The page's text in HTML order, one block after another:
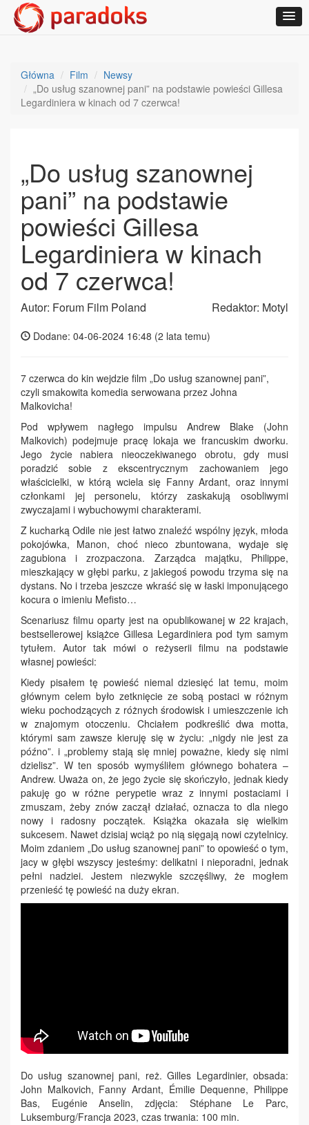
Główna Film
Newsy
„Do usług szanownej pani” na podstawie powieści Gillesa
Legardiniera w kinach od 7 czerwca!
„Do usług szanownej
pani” na podstawie
powieści Gillesa
Legardiniera w kinach
od 7 czerwca!
Autor: Forum Film Poland Redaktor: Motyl
Dodane: 04-06-2024 16:48 (2 lata temu)
7 czerwca do kin wejdzie film „Do usług szanownej pani”,
czyli smakowita komedia serwowana przez Johna
Malkovicha!
Pod wpływem nagłego impulsu Andrew Blake (John
Malkovich) podejmuje pracę lokaja we francuskim dworku.
Jego życie nabiera nieoczekiwanego obrotu, gdy musi
poradzić sobie z ekscentrycznym zachowaniem jego
właścicielki, w którą wciela się Fanny Ardant, oraz innymi
członkami jej personelu, którzy zaskakują osobliwymi
zwyczajami i wybuchowymi charakterami.
Z kucharką Odile nie jest łatwo znaleźć wspólny język, młoda
pokojówka, Manon, choć nieco zbuntowana, wydaje się
zagubiona i zrozpaczona. Zarządca majątku, Philippe,
mieszkający w głębi parku, z jakiegoś powodu trzyma się na
dystans. No i trzeba jeszcze wkraść się w łaski imponującego
kocura o imieniu Mefisto…
Scenariusz filmu oparty jest na opublikowanej w 22 krajach,
bestsellerowej książce Gillesa Legardiniera pod tym samym
tytułem. Autor tak mówi o reżyserii filmu na podstawie
własnej powieści:
Kiedy pisałem tę powieść niemal dziesięć lat temu, moim
głównym celem było zetknięcie ze sobą postaci w różnym
wieku pochodzących z różnych środowisk i umieszczenie ich
w znajomym otoczeniu. Chciałem podkreślić dwa motta,
którymi sam zawsze kieruję się w życiu: „nigdy nie jest za
późno”. i „problemy stają się mniej poważne, kiedy się nimi
dzielisz”. W ten sposób wymyśliłem głównego bohatera –
Andrew. Uważa on, że jego życie się skończyło, jednak kiedy
pakuję go w różne perypetie wraz z innymi postaciami i
zmuszam, żeby znów zaczął działać, oznacza to dla niego
nowy i radosny początek. Książka okazała się wielkim
sukcesem. Nawet dzisiaj wciąż po nią sięgają nowi czytelnicy.
Moim zdaniem „Do usług szanownej pani” to opowieść o tym,
jacy w głębi wszyscy jesteśmy: delikatni i nieporadni, jednak
pełni nadziei. Jestem niezwykle szczęśliwy, że mogłem
przenieść tę powieść na duży ekran.
Do usług szanownej pani, reż. Gilles Legardinier, obsada:
John Malkovich, Fanny Ardant, Émilie Dequenne, Philippe
Bas, Eugénie Anselin, zdjęcia: Stéphane Le Parc,
Luksemburg/Francja 2023, czas trwania: 100 min.